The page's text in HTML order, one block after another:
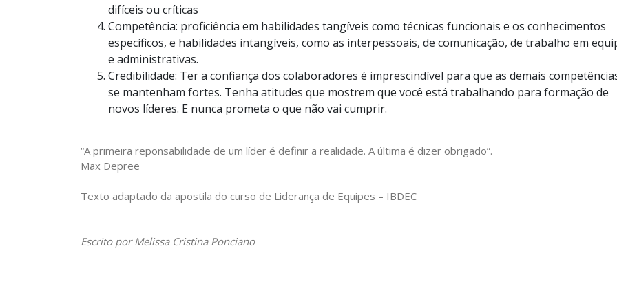
difíceis ou críticas
Competência: proficiência em habilidades tangíveis como técnicas funcionais e os conhecimentos
específicos, e habilidades intangíveis, como as interpessoais, de comunicação, de trabalho em
e administrativas.
Credibilidade: Ter a confiança dos colaboradores é imprescindível para que as demais
se mantenham fortes. Tenha atitudes que mostrem que você está trabalhando para formação de
novos líderes. E nunca prometa o que não vai cumprir.
“A primeira reponsabilidade de um líder é definir a realidade. A última é dizer obrigado”.
Max Depree
Texto adaptado da apostila do curso de Liderança de Equipes – IBDEC
Escrito por Melissa Cristina Ponciano